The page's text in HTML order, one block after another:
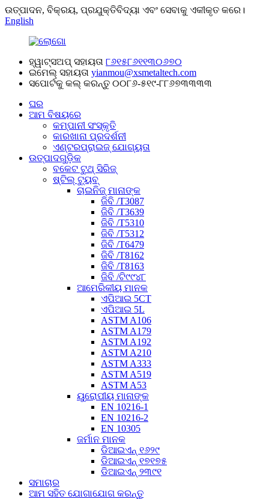
ଉତ୍ପାଦନ, ବିକ୍ରୟ, ପ୍ରଯୁକ୍ତିବିଦ୍ୟା ଏବଂ ସେବାକୁ ଏକୀକୃତ କରେ।
English
ହ୍ୱାଟ୍ସଅପ୍ ସହାୟତା ୮୬୧୫୮୬୧୧୩୦୬୭୦
ଇମେଲ୍ ସହାୟତା yianmou@xsmetaltech.com
ସପୋର୍ଟକୁ କଲ୍ କରନ୍ତୁ ୦୦୮୬-୫୧୯-୮୮୬୭୩୩୩୩
ଘର
ଆମ ବିଷୟରେ
କମ୍ପାନୀ ସଂସ୍କୃତି
କାରଖାନା ପ୍ରଦର୍ଶନୀ
ଏଣ୍ଟରପ୍ରାଇଜ୍ ଯୋଗ୍ୟତା
ଉତ୍ପାଦଗୁଡ଼ିକ
ବକେଟ ଟୁଥ୍ ସିରିଜ୍
ଷ୍ଟିଲ୍ ଟ୍ୟୁବ୍
ଚାଇନିଜ୍ ମାନାଙ୍କ
ଜିବି /T3087
ଜିବି /T3639
ଜିବି /T5310
ଜିବି /T5312
ଜିବି /T6479
ଜିବି /T8162
ଜିବି /T8163
ଜିବି /ଟି୯୯୪୮
ଆମେରିକୀୟ ମାନକ
ଏପିଆଇ 5CT
ଏପିଆଇ 5L
ASTM A106
ASTM A179
ASTM A192
ASTM A210
ASTM A333
ASTM A519
ASTM A53
ୟୁରୋପୀୟ ମାନାଙ୍କ
EN 10216-1
EN 10216-2
EN 10305
ଜର୍ମାନ ମାନକ
ଡିଆଇଏନ୍ ୧୬୨୯
ଡିଆଇଏନ୍ ୧୭୧୭୫
ଡିଆଇଏନ୍ ୨୩୯୧
ସମାଚାର
ଆମ ସହିତ ଯୋଗାଯୋଗ କରନ୍ତୁ